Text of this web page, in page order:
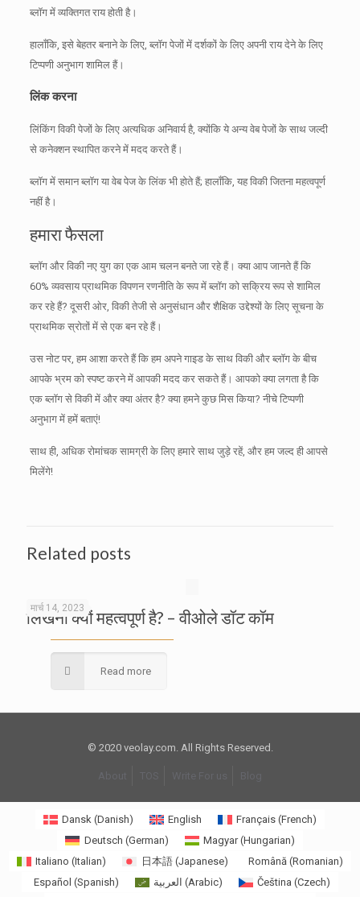
ब्लॉग में व्यक्तिगत राय होती है।
हालाँकि, इसे बेहतर बनाने के लिए, ब्लॉग पेजों में दर्शकों के लिए अपनी राय देने के लिए
टिप्पणी अनुभाग शामिल हैं।
लिंक करना
लिंकिंग विकी पेजों के लिए अत्यधिक अनिवार्य है, क्योंकि ये अन्य वेब पेजों के साथ जल्दी
से कनेक्शन स्थापित करने में मदद करते हैं।
ब्लॉग में समान ब्लॉग या वेब पेज के लिंक भी होते हैं; हालाँकि, यह विकी जितना महत्वपूर्ण
नहीं है।
हमारा फैसला
ब्लॉग और विकी नए युग का एक आम चलन बनते जा रहे हैं। क्या आप जानते हैं कि
60% व्यवसाय प्राथमिक विपणन रणनीति के रूप में ब्लॉग को सक्रिय रूप से शामिल
कर रहे हैं? दूसरी ओर, विकी तेजी से अनुसंधान और शैक्षिक उद्देश्यों के लिए सूचना के
प्राथमिक स्रोतों में से एक बन रहे हैं।
उस नोट पर, हम आशा करते हैं कि हम अपने गाइड के साथ विकी और ब्लॉग के बीच
आपके भ्रम को स्पष्ट करने में आपकी मदद कर सकते हैं। आपको क्या लगता है कि
एक ब्लॉग से विकी में और क्या अंतर है? क्या हमने कुछ मिस किया? नीचे टिप्पणी
अनुभाग में हमें बताएं!
साथ ही, अधिक रोमांचक सामग्री के लिए हमारे साथ जुड़े रहें, और हम जल्द ही आपसे
मिलेंगे!
Related posts
मार्च 14, 2023
लिखना क्यों महत्वपूर्ण है? – वीओले डॉट कॉम
Read more
© 2020 veolay.com. All Rights Reserved.
About TOS Write For us Blog
Dansk(Danish) English Français (French)
Deutsch (German) Magyar(Hungarian)
Italiano (Italian) 日本語(Japanese) Română(Romanian)
Español (Spanish) العربية (Arabic) Čeština (Czech)